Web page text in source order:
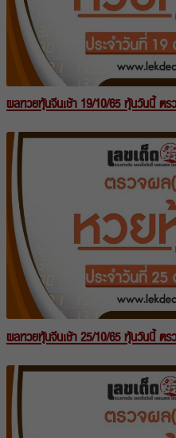
ผลหวยหุ้นจีนเช้า 19/10/65 หุ้นวันนี้ ตร
ผลหวยหุ้นจีนเช้า 25/10/65 หุ้นวันนี้ ตร